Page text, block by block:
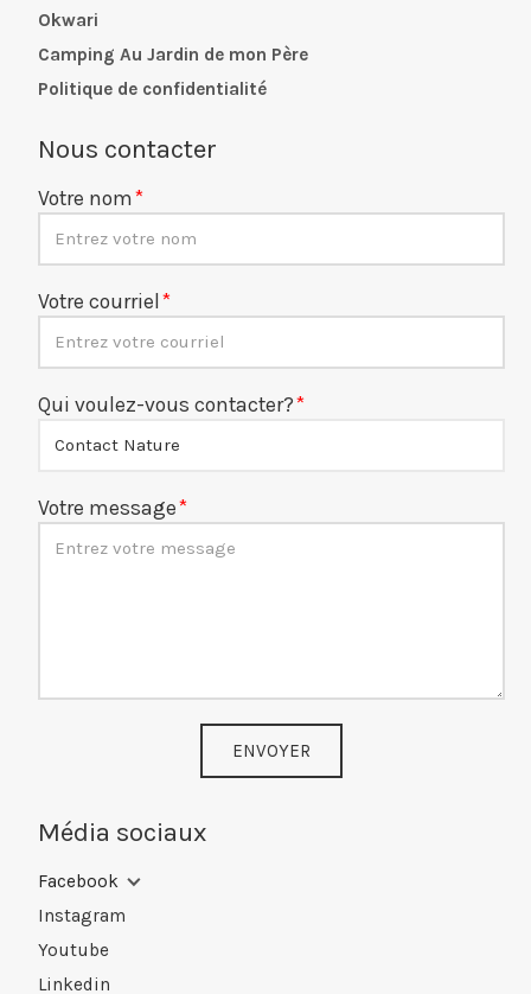
Okwari
Camping Au Jardin de mon Père
Politique de confidentialité
Nous contacter
Votre nom
Votre courriel
Qui voulez-vous contacter?
Votre message
ENVOYER
Média sociaux
Facebook
Instagram
Youtube
Linkedin